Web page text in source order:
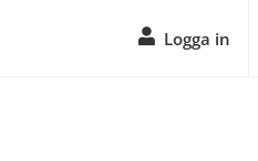
Logga in